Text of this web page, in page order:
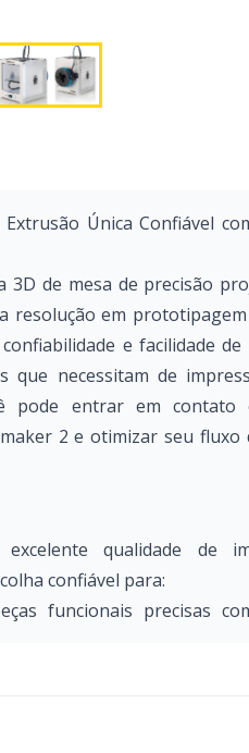
Única Confiável
de mesa de precisão
resolução em prototipagem
e facilidade de
que necessitam de
pode entrar em contato
2 e otimizar seu fluxo
qualidade de
confiável para:
funcionais precisas
Produza modelos